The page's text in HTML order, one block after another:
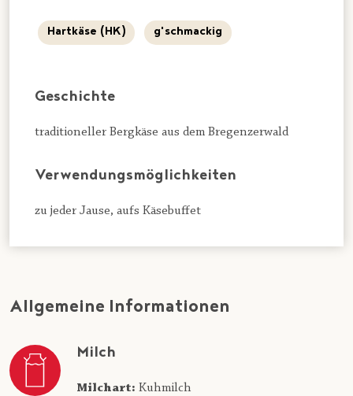
Hartkäse (HK) g'schmackig
Geschichte
traditioneller Bergkäse aus dem Bregenzerwald
Verwendungsmöglichkeiten
zu jeder Jause, aufs Käsebuffet
Allgemeine Informationen
Milch
Milchart: Kuhmilch